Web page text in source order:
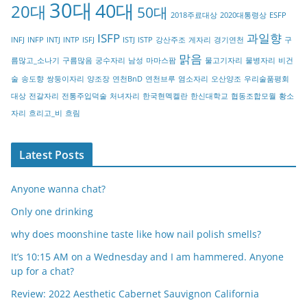
o
y
20대 30대 40대 50대 2018주료대상 2020대통령상 ESFP
INFJ INFP INTJ INTP ISFJ ISFP ISTJ ISTP 강산주조 게자리 경기연천 과일향 구
름많고_소나기 구름많음 궁수자리 남성 마마스팜 맑음 물고기자리 물병자리 비건
술 송도향 쌍둥이자리 양조장 연천BnD 연천브루 염소자리 오산양조 우리술품평회
대상 전갈자리 전통주입덕술 처녀자리 한국현멕켈란 한신대학교 협동조합모월 황소
자리 흐리고_비 흐림
Latest Posts
Anyone wanna chat?
Only one drinking
why does moonshine taste like how nail polish smells?
It’s 10:15 AM on a Wednesday and I am hammered. Anyone
up for a chat?
Review: 2022 Aesthetic Cabernet Sauvignon California